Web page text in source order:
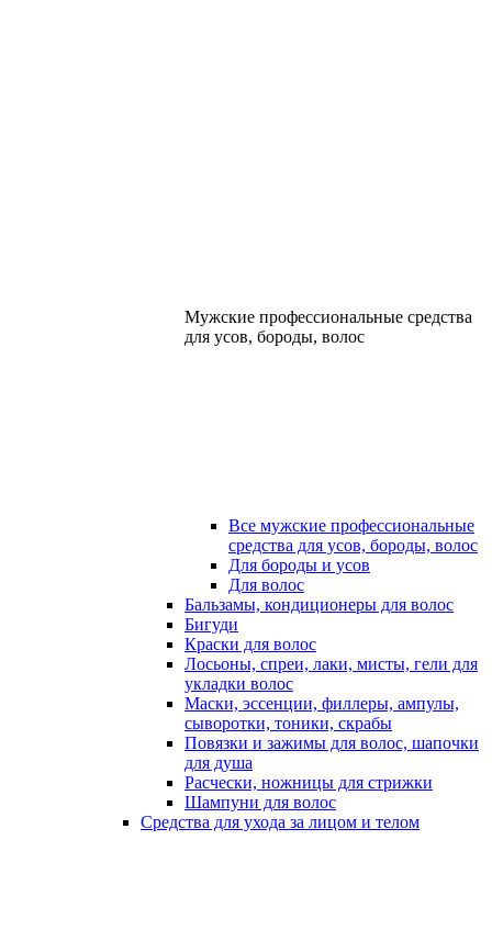
Мужские профессиональные средства
для усов, бороды, волос
Все мужские профессиональные
средства для усов, бороды, волос
Для бороды и усов
Для волос
Бальзамы, кондиционеры для волос
Бигуди
Краски для волос
Лосьоны, спреи, лаки, мисты, гели для
укладки волос
Маски, эссенции, филлеры, ампулы,
сыворотки, тоники, скрабы
Повязки и зажимы для волос, шапочки
для душа
Расчески, ножницы для стрижки
Шампуни для волос
Средства для ухода за лицом и телом